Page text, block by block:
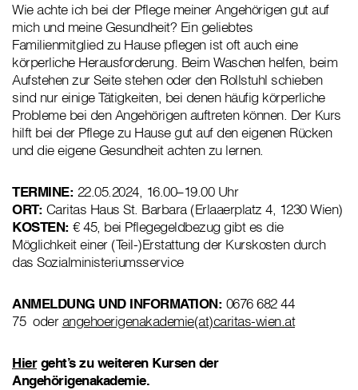
Wie achte ich bei der Pflege meiner Angehörigen gut auf
mich und meine Gesundheit? Ein geliebtes
Familienmitglied zu Hause pflegen ist oft auch eine
körperliche Herausforderung. Beim Waschen helfen, beim
Aufstehen zur Seite stehen oder den Rollstuhl schieben
sind nur einige Tätigkeiten, bei denen häufig körperliche
Probleme bei den Angehörigen auftreten können. Der Kurs
hilft bei der Pflege zu Hause gut auf den eigenen Rücken
und die eigene Gesundheit achten zu lernen.
TERMINE: 22.05.2024, 16.00–19.00 Uhr
ORT: Caritas Haus St. Barbara (Erlaaerplatz 4, 1230 Wien)
KOSTEN: € 45, bei Pflegegeldbezug gibt es die
Möglichkeit einer (Teil-)Erstattung der Kurskosten durch
das Sozialministeriumsservice
ANMELDUNG UND INFORMATION: 0676 682 44
75 oderangehoerigenakademie(at)caritas-wien.at
Hiergeht’s zu weiteren Kursen der
Angehörigenakademie.